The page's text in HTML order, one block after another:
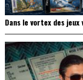
Dans le vortex des